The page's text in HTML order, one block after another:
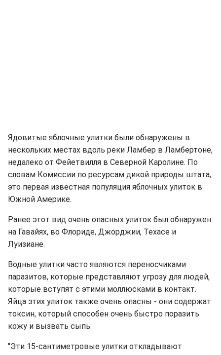
Ядовитые яблочные улитки были обнаружены в
нескольких местах вдоль реки Ламбер в Ламбертоне,
недалеко от Фейетвилля в Северной Каролине. По
словам Комиссии по ресурсам дикой природы штата,
это первая известная популяция яблочных улиток в
Южной Америке.
Ранее этот вид очень опасных улиток был обнаружен
на Гавайях, во Флориде, Джорджии, Техасе и
Луизиане.
Водные улитки часто являются переносчиками
паразитов, которые представляют угрозу для людей,
которые вступят с этими моллюсками в контакт.
Яйца этих улиток также очень опасны - они содержат
токсин, который способен очень быстро поразить
кожу и вызвать сыпь.
"Эти 15-сантиметровые улитки откладывают